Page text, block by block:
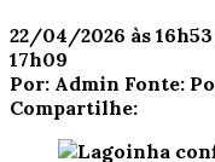
22/04/2026 às 16h53
17h09
Por: Admin Fonte:
Compartilhe: